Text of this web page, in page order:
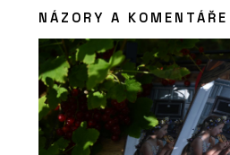
NÁZORY A KOMENTÁŘE